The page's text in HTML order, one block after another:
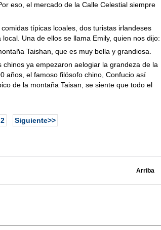
eso, el mercado de la Calle Celestial siempre
típicas lcoales, dos turistas irlandeses
Una de ellos se llama Emily, quien nos dijo:
Taishan, que es muy bella y grandiosa.
ya empezaron aelogiar la grandeza de la
años, el famoso filósofo chino, Confucio así
de la montaña Taisan, se siente que todo el
2 Siguiente>>
Arriba